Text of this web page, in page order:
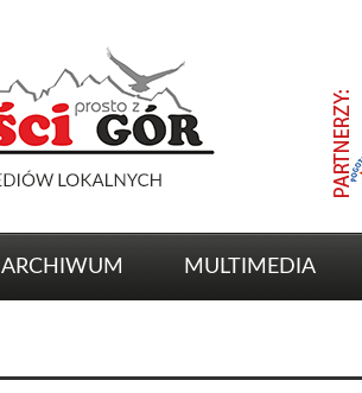
ARCHIWUM MULTIMEDIA